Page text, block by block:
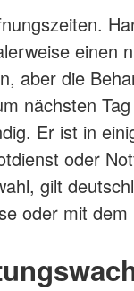
einen
aber die
nächsten
Er ist in
oder
gilt
oder mit dem